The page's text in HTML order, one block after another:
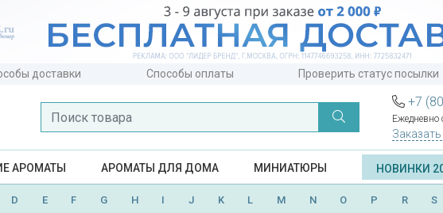
доставки Способы оплаты Проверить статус посылки
+7
Ежедневно
АРОМАТЫ АРОМАТЫ ДЛЯ ДОМА МИНИАТЮРЫ НОВИНКИ
D E F G H I J K L M N O P R S